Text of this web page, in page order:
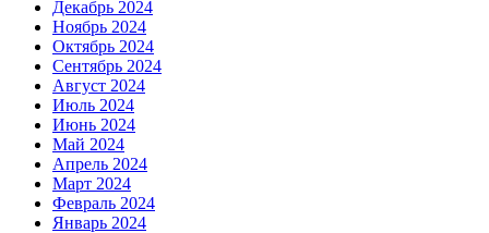
Декабрь 2024
Ноябрь 2024
Октябрь 2024
Сентябрь 2024
Август 2024
Июль 2024
Июнь 2024
Май 2024
Апрель 2024
Март 2024
Февраль 2024
Январь 2024